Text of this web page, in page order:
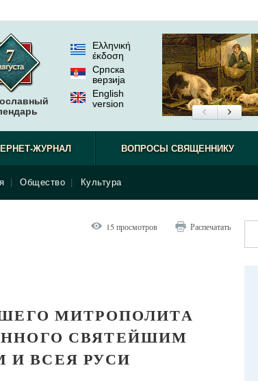
Ελληνική
έκδοση
Српска
верзиjа
English
version
ЖУРНАЛ ВОПРОСЫ СВЯЩЕННИКУ
Общество Культура
15 просмотров Распечатать
МИТРОПОЛИТА
СВЯТЕЙШИМ
ВСЕЯ РУСИ